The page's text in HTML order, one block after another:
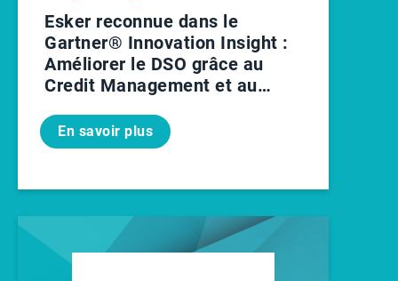
Esker reconnue dans le
Gartner® Innovation Insight :
Améliorer le DSO grâce au
Credit Management et au
donnée
En savoir plus